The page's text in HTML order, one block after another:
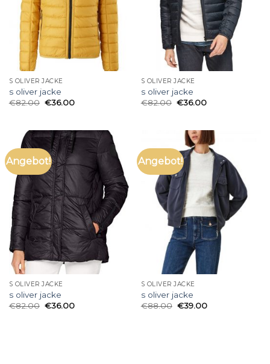
S OLIVER JACKE
s oliver jacke
€82.00 €36.00
S OLIVER JACKE
s oliver jacke
€82.00 €36.00
Angebot!
S OLIVER JACKE
s oliver jacke
€82.00 €36.00
Angebot!
S OLIVER JACKE
s oliver jacke
€88.00 €39.00